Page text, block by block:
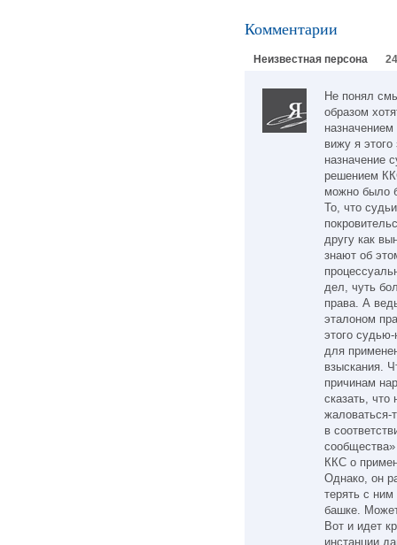
Комментарии
Неизвестная персона
Не понял
образом
вижу я этого
назначение
решением
можно было
То, что
другу как
знают об
дел, чуть
права. А
эталоном
этого судью-
для
взыскания.
причинам
сказать,
в
ККС о
Однако, он
терять с
башке.
Вот и идет
инстанции